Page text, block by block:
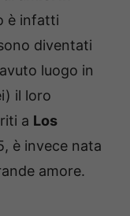
è infatti
diventati
luogo in
il loro
a Los
è invece nata
amore.